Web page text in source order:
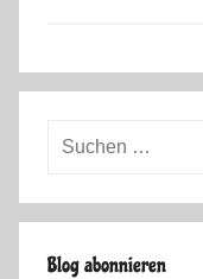
Suchen
Blog abonnieren